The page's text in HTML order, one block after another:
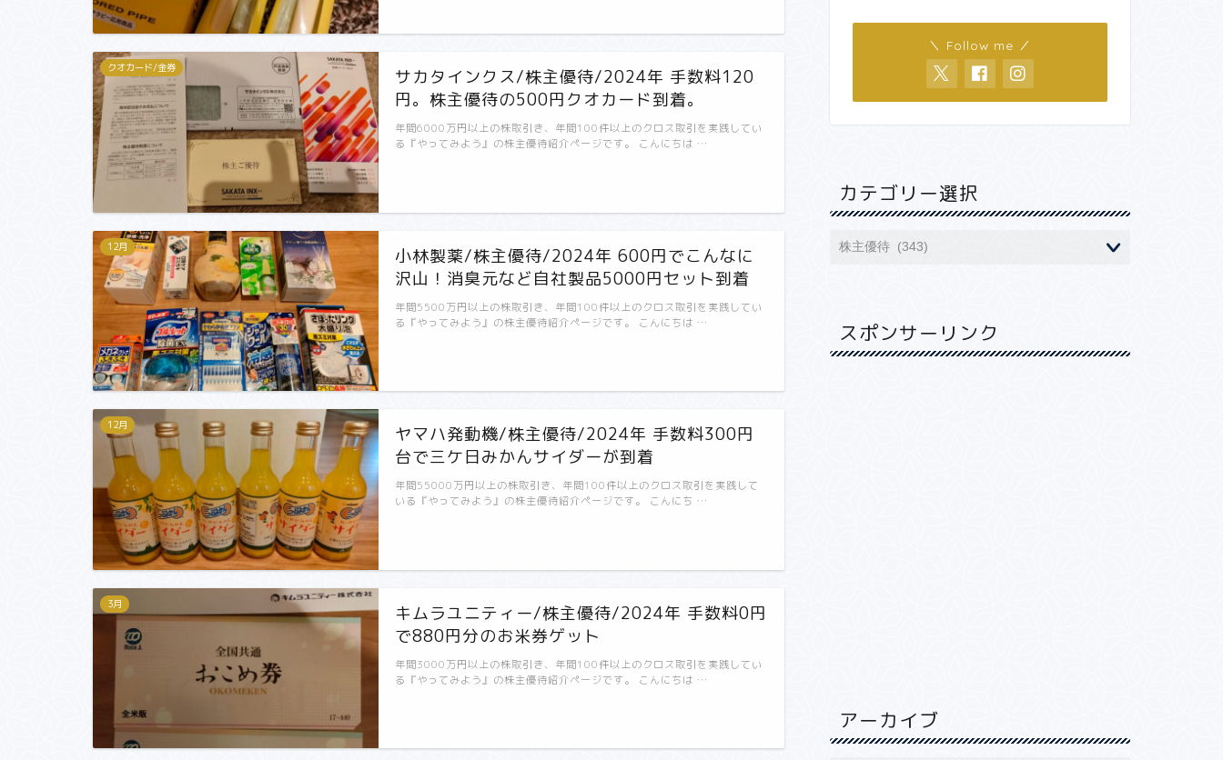
クオカード/金券
サカタインクス/株主優待/2024年 手数料120
円。株主優待の500円クオカード到着。
年間6000万円以上の株取引き、年間100件以上のクロス取引を実践してい
る『やってみよう』の株主優待紹介ページです。 こんにちは …
12月
小林製薬/株主優待/2024年 600円でこんなに
沢山！消臭元など自社製品5000円セット到着
年間5500万円以上の株取引き、年間100件以上のクロス取引を実践してい
る『やってみよう』の株主優待紹介ページです。 こんにちは …
12月
ヤマハ発動機/株主優待/2024年 手数料300円
台で三ケ日みかんサイダーが到着
年間55000万円以上の株取引き、年間100件以上のクロス取引を実践して
いる『やってみよう』の株主優待紹介ページです。 こんにち …
3月
キムラユニティー/株主優待/2024年 手数料0円
で880円分のお米券ゲット
年間3000万円以上の株取引き、年間100件以上のクロス取引を実践してい
る『やってみよう』の株主優待紹介ページです。 こんにちは …
＼ Follow me ／
カテゴリー選択
スポンサーリンク
アーカイブ